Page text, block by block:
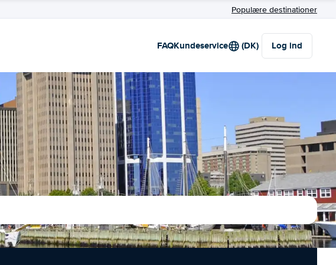
Populære destinationer
FAQKundeservice (DK) Log ind